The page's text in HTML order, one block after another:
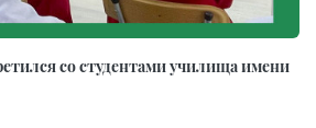
со студентами училища имени